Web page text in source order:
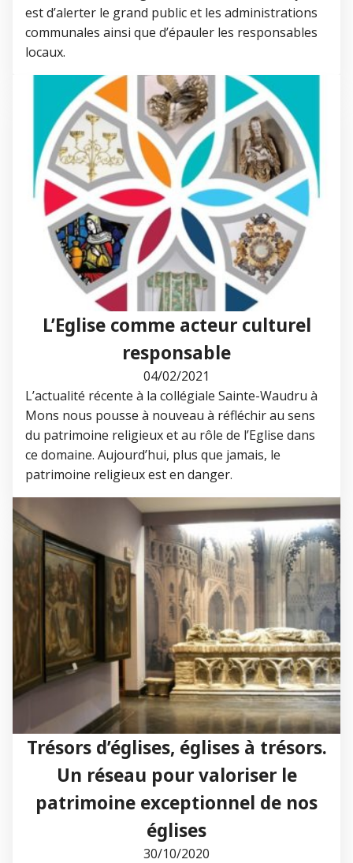
est d’alerter le grand public et les administrations
communales ainsi que d’épauler les responsables
locaux.
L’Eglise comme acteur culturel
responsable
04/02/2021
L’actualité récente à la collégiale Sainte-Waudru à
Mons nous pousse à nouveau à réfléchir au sens
du patrimoine religieux et au rôle de l’Eglise dans
ce domaine. Aujourd’hui, plus que jamais, le
patrimoine religieux est en danger.
Trésors d’églises, églises à trésors.
Un réseau pour valoriser le
patrimoine exceptionnel de nos
églises
30/10/2020